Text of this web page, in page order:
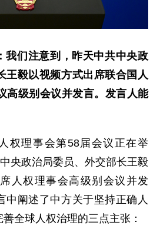
我们注意到，昨天中共中央政
王毅以视频方式出席联合国人
高级别会议并发言。发言人能
权理事会第58届会议正在举
央政治局委员、外交部长王毅
人权理事会高级别会议并发
中阐述了中方关于坚持正确人
全球人权治理的三点主张：